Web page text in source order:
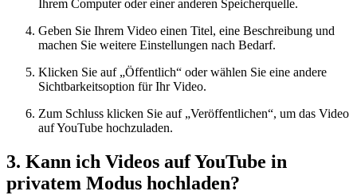
Ihrem Computer oder einer anderen Speicherquelle.
Geben Sie Ihrem Video einen Titel, eine Beschreibung und
machen Sie weitere Einstellungen nach Bedarf.
Klicken Sie auf „Öffentlich“ oder wählen Sie eine andere
Sichtbarkeitsoption für Ihr Video.
Zum Schluss klicken Sie auf „Veröffentlichen“, um das Video
auf YouTube hochzuladen.
3. Kann ich Videos auf YouTube in
privatem Modus hochladen?